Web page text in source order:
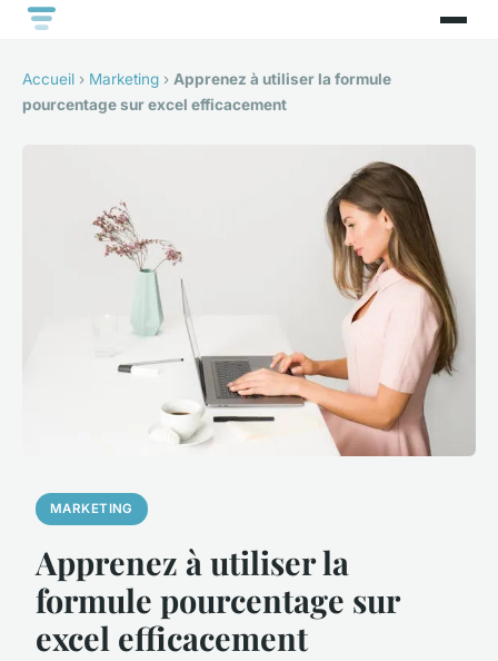
Accueil › Marketing › Apprenez à utiliser la formule
pourcentage sur excel efficacement
MARKETING
Apprenez à utiliser la
formule pourcentage sur
excel efficacement